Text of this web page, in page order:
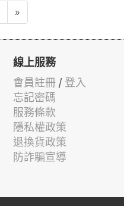
»
線上服務
會員註冊 / 登入
忘記密碼
服務條款
隱私權政策
退換貨政策
防詐騙宣導